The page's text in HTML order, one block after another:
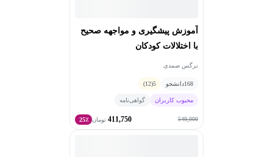
آموزش پیشگیری و مواجهه صحیح
با اختلالات کودکان
نرگس صمدی
168دانشجو 5
(12)
محبوب کاربران گواهی‌نامه
549,000
411,750 تومان 25٪